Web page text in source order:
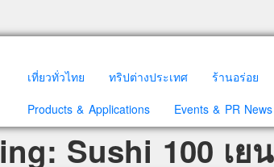
เที่ยวทั่วไทย ทริปต่างประเทศ ร้านอร่อย
Products & Applications
Events & PR News
Sushi 100 เยน